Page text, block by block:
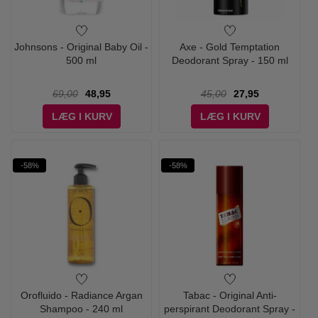
Johnsons - Original Baby Oil -
500 ml
69,00
48,95
LÆG I KURV
Axe - Gold Temptation
Deodorant Spray - 150 ml
45,00
27,95
LÆG I KURV
-58%
Orofluido - Radiance Argan
Shampoo - 240 ml
-58%
Tabac - Original Anti-
perspirant Deodorant Spray -